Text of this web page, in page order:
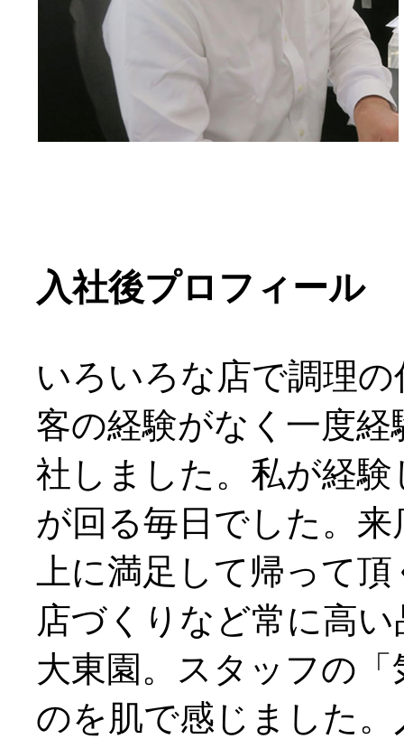
入社後プロフィール
いろいろな店で調理
客の経験がなく一度
社しました。私が経
が回る毎日でした。
上に満足して帰って
店づくりなど常に高
大東園。スタッフの
のを肌で感じました